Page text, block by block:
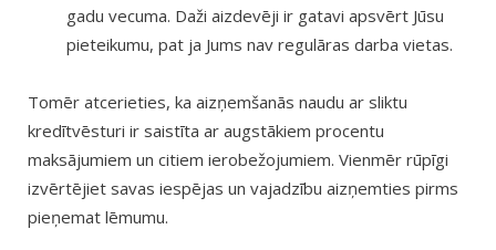
gadu vecuma. Daži aizdevēji ir gatavi apsvērt Jūsu
pieteikumu, pat ja Jums nav regulāras darba vietas.
Tomēr atcerieties, ka aizņemšanās naudu ar sliktu
kredītvēsturi ir saistīta ar augstākiem procentu
maksājumiem un citiem ierobežojumiem. Vienmēr rūpīgi
izvērtējiet savas iespējas un vajadzību aizņemties pirms
pieņemat lēmumu.